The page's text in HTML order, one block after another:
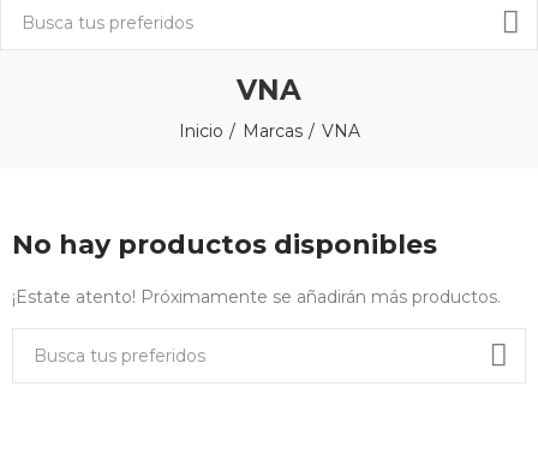
VNA
Inicio Marcas VNA
No hay productos disponibles
¡Estate atento! Próximamente se añadirán más productos.